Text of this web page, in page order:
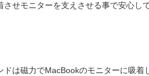
させモニターを支えさせる事で安心し
ドは磁力でMacBookのモニターに吸